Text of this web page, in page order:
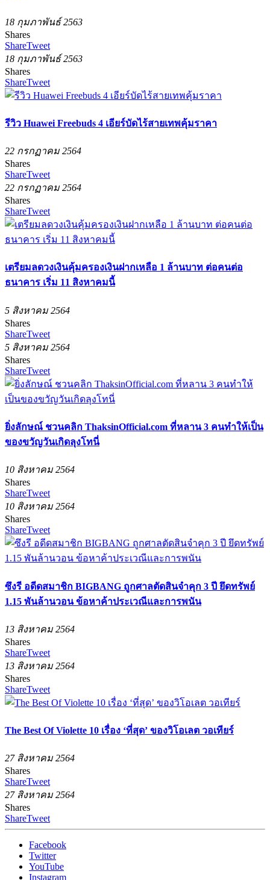
18 กุมภาพันธ์ 2563
Shares
ShareTweet
18 กุมภาพันธ์ 2563
Shares
ShareTweet
รีวิว Huawei Freebuds 4 เอียร์บัดไร้สายเทพคุ้มราคา
22 กรกฏาคม 2564
Shares
ShareTweet
22 กรกฏาคม 2564
Shares
ShareTweet
เตรียมลดวงเงินคุ้มครองเงินฝากเหลือ 1 ล้านบาท ต่อคนต่อ
ธนาคาร เริ่ม 11 สิงหาคมนี้
5 สิงหาคม 2564
Shares
ShareTweet
5 สิงหาคม 2564
Shares
ShareTweet
ยิ่งลักษณ์ ชวนคลิก ThaksinOfficial.com ที่หลาน 3 คนทำให้เป็น
ของขวัญวันเกิดลุงโทนี่
10 สิงหาคม 2564
Shares
ShareTweet
10 สิงหาคม 2564
Shares
ShareTweet
ซึงรี อดีดสมาชิก BIGBANG ถูกศาลตัดสินจำคุก 3 ปี ยึดทรัพย์
1.15 พันล้านวอน ข้อหาค้าประเวณีและการพนัน
13 สิงหาคม 2564
Shares
ShareTweet
13 สิงหาคม 2564
Shares
ShareTweet
The Best Of Violette 10 เรื่อง ‘ที่สุด’ ของวิโอเลต วอเทียร์
27 สิงหาคม 2564
Shares
ShareTweet
27 สิงหาคม 2564
Shares
ShareTweet
Facebook
Twitter
YouTube
Instagram